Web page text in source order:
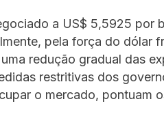
a US$ 5,5925 por
pela força do dólar
redução gradual das
restritivas dos
o mercado, pontuam